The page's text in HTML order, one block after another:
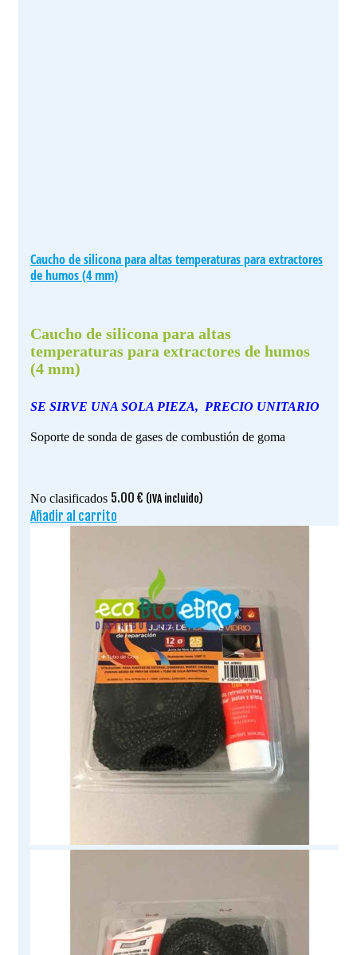
Caucho de silicona para altas temperaturas para extractores
de humos (4 mm)
Caucho de silicona para altas
temperaturas para extractores de humos
(4 mm)
SE SIRVE UNA SOLA PIEZA, PRECIO UNITARIO
Soporte de sonda de gases de combustión de goma
No clasificados 5.00 € (IVA incluido)
Añadir al carrito